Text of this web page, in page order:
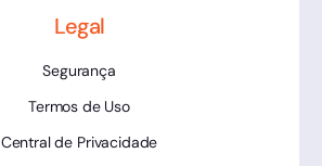
Legal
Segurança
Termos de Uso
Central de Privacidade